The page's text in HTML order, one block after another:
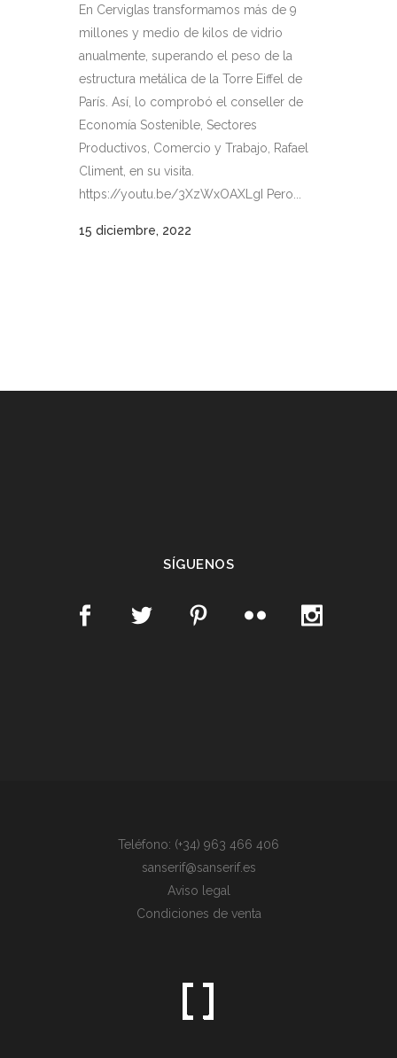
En Cerviglas transformamos más de 9
millones y medio de kilos de vidrio
anualmente, superando el peso de la
estructura metálica de la Torre Eiffel de
París. Así, lo comprobó el conseller de
Economía Sostenible, Sectores
Productivos, Comercio y Trabajo, Rafael
Climent, en su visita.
https://youtu.be/3XzWxOAXLgI Pero...
15 diciembre, 2022
SÍGUENOS
Teléfono: (+34) 963 466 406
sanserif@sanserif.es
Aviso legal
Condiciones de venta